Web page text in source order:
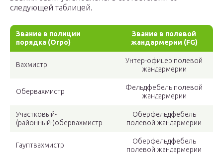
следующей таблицей.
Звание в полиции
порядка (Orpo)
Звание в полевой
жандармерии (FG)
Вахмистр
Унтер-офицер полевой
жандармерии
Обервахмистр
Фельдфебель полевой
жандармерии
Участковый-
(районный-)обервахмистр
Оберфельдфебель
полевой жандармерии
Гауптвахмистр
Оберфельдфебель
полевой жандармерии